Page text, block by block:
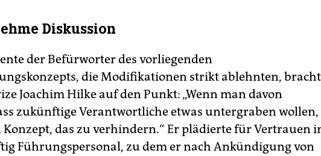
Diskussion
der Befürworter des vorliegenden
die Modifikationen strikt ablehnten,
Joachim Hilke auf den Punkt: „Wenn man davon
zukünftige Verantwortliche etwas untergraben wollen,
Konzept, das zu verhindern.“ Er plädierte für Vertrauen
Führungspersonal, zu dem er nach Ankündigung von